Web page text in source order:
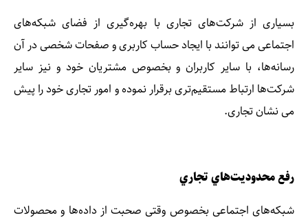
بسياری از شرکت‌ها‌ی تجاری با بهره‌گيری از فضای شبكه‌های
اجتماعی می توانند با ايجاد حساب کاربری و صفحات شخصی در آن
رسانه‌ها‌، با ساير کاربران و بخصوص مشتريان خود و نيز ساير
شرکت‌ها ارتباط مستقيم‌تری برقرار نموده و امور تجاری خود را پيش
می نشان تجاری.
رفع محدوديت‌هاي تجاري
شبكه‌های اجتماعی بخصوص وقتی صحبت از داده‌ها و محصولات